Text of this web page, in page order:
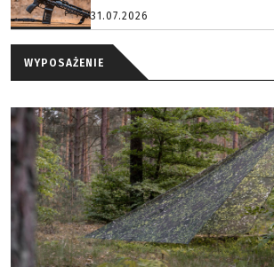
31.07.2026
WYPOSAŻENIE